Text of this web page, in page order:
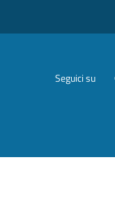
Seguici su